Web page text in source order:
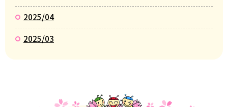
2025/04
2025/03